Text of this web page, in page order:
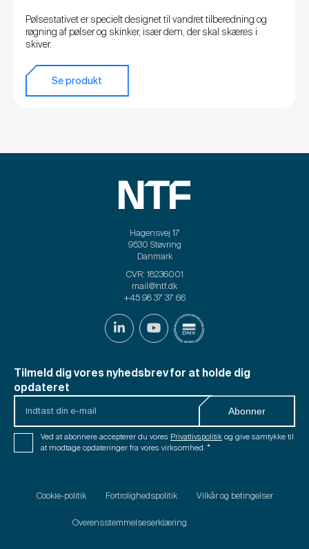
Pølsestativet er specielt designet til vandret tilberedning og
røgning af pølser og skinker, især dem, der skal skæres i
skiver.
Se produkt
Hagensvej 17
9530 Støvring
Danmark
CVR: 18236001
mail@ntf.dk
+45 98 37 37 66
Tilmeld dig vores nyhedsbrev for at holde dig
opdateret
Samtykke
*
Ved at abonnere accepterer du vores Privatlivspolitik og give samtykke til
at modtage opdateringer fra vores virksomhed. *
din
e-
*
Abonner
Cookie-politik Fortrolighedspolitik Vilkår og betingelser
Overensstemmelseserklæring